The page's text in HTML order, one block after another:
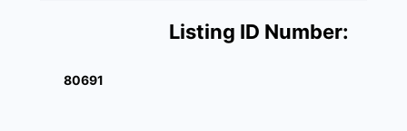
Listing ID Number:
80691